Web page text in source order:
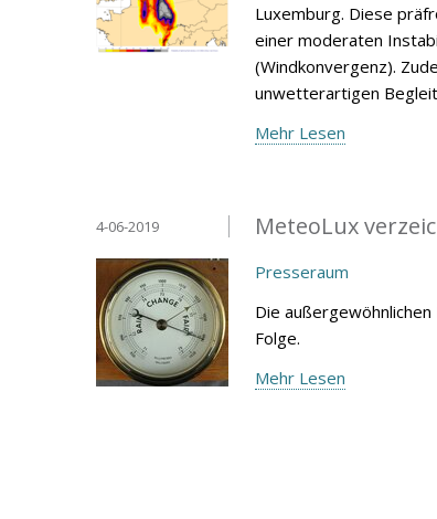
Luxemburg. Diese
einer moderaten
(Windkonvergenz).
unwetterartigen
Mehr Lesen
MeteoLux
4-06-2019
Presseraum
Die
Folge.
Mehr Lesen